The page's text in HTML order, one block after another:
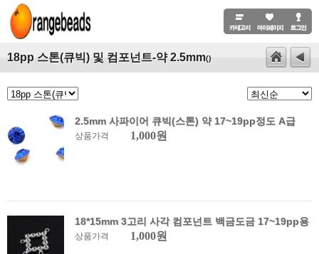
18pp 스톤(큐빅) 및 컴포넌트-약 2.5mm()
2.5mm 사파이어 큐빅(스톤) 약 17~19pp정도 A급
상품가격 1,000원
18*15mm 3고리 사각 컴포넌트 백금도금 17~19pp용
상품가격 1,000원